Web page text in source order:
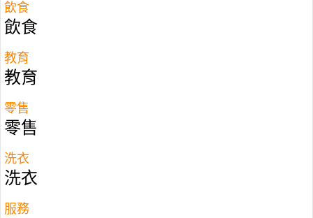
飲食
飲食
教育
教育
零售
零售
洗衣
洗衣
服務
年紀才會出現的稚氣，現實與幻想往往有落差。 事
心裁培，他今次創業雖成功，但中間卻捱過不少苦